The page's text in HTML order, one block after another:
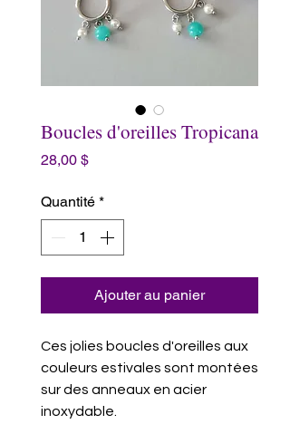
Boucles d'oreilles Tropicana
28,00 $Prix
Quantité *
Ajouter au panier
Ces jolies boucles d'oreilles aux
couleurs estivales sont montées
sur des anneaux en acier
inoxydable.